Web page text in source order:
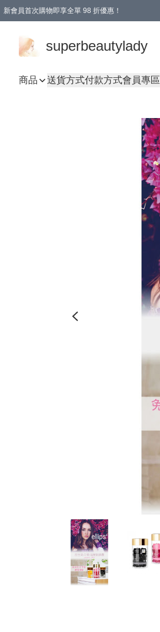
新會員首次購物即享全單 98 折優惠！
superbeautylady
商品 送貨方式付款方式會員專區